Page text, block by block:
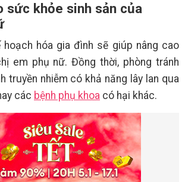
sức khỏe sinh sản của
hoạch hóa gia đình sẽ giúp nâng cao
em phụ nữ. Đồng thời, phòng tránh
truyền nhiễm có khả năng lây lan qua
các bệnh phụ khoa có hại khác.